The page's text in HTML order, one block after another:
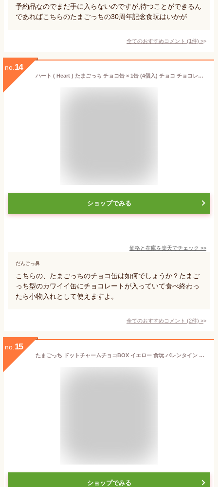
予約品なのでまだ手に入らないのですが,待つことができるん
であればこちらのたまごっちの30周年記念食玩はいかが
全てのおすすめコメント (1件) >
no. 14
ハート ( Heart ) たまごっち チョコ缶 × 1缶 (4個入) チョコ チョコレート バレンタインデー ホワイトデー
ショップでみる
価格と在庫を楽天でチェック >>
だんごっ鼻
こちらの、たまごっちのチョコ缶は如何でしょうか？たまご
っち型のカワイイ缶にチョコレートが入っていて食べ終わっ
たら小物入れとして使えますよ。
全てのおすすめコメント (2件) >
no. 15
たまごっち ドットチャームチョコBOX イエロー 食玩 バレンタイン チャーム チョコレート 広島倉庫
ショップでみる